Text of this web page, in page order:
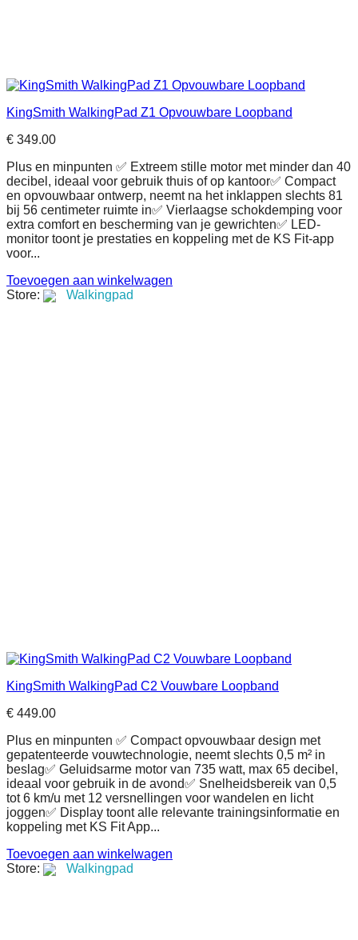
KingSmith WalkingPad Z1 Opvouwbare Loopband
€ 349.00
Plus en minpunten ✅ Extreem stille motor met minder dan 40
decibel, ideaal voor gebruik thuis of op kantoor✅ Compact
en opvouwbaar ontwerp, neemt na het inklappen slechts 81
bij 56 centimeter ruimte in✅ Vierlaagse schokdemping voor
extra comfort en bescherming van je gewrichten✅ LED-
monitor toont je prestaties en koppeling met de KS Fit-app
voor...
Toevoegen aan winkelwagen
Store:
Walkingpad
KingSmith WalkingPad C2 Vouwbare Loopband
€ 449.00
Plus en minpunten ✅ Compact opvouwbaar design met
gepatenteerde vouwtechnologie, neemt slechts 0,5 m² in
beslag✅ Geluidsarme motor van 735 watt, max 65 decibel,
ideaal voor gebruik in de avond✅ Snelheidsbereik van 0,5
tot 6 km/u met 12 versnellingen voor wandelen en licht
joggen✅ Display toont alle relevante trainingsinformatie en
koppeling met KS Fit App...
Toevoegen aan winkelwagen
Store:
Walkingpad